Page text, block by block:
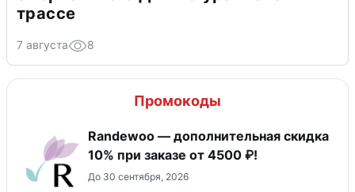
трассе
7 августа 8
Промокоды
Randewoo — дополнительная скидка
10% при заказе от 4500 ₽!
До 30 сентября, 2026